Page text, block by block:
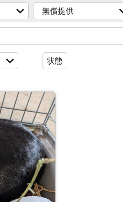
無償提供
状態